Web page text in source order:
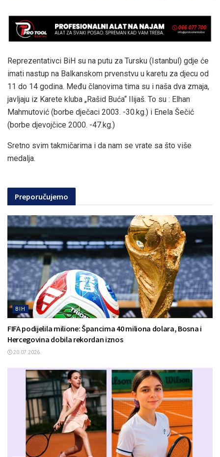
Reprezentativci BiH su na putu za Tursku (Istanbul) gdje će
imati nastup na Balkanskom prvenstvu u karetu za djecu od
11 do 14 godina. Među članovima tima su i naša dva zmaja,
javljaju iz Karete kluba „Rašid Buća“ Ilijaš. To su : Elhan
Mahmutović (borbe dječaci 2003. -30.kg.) i Enela Šečić
(borbe djevojčice 2000. -47.kg.)
Sretno svim takmičarima i da nam se vrate sa što više
medalja.
Preporučujemo
BIH
FIFA podijelila milione: Špancima 40 miliona dolara, Bosna i
Hercegovina dobila rekordan iznos
20.07.2026.